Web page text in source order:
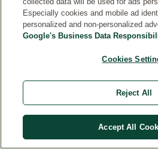
ez
äh
nd
be
Especially cookies and mobile ad
personalized and non-personalized
Google's Business Data
Cookies
Reject All
Accept All